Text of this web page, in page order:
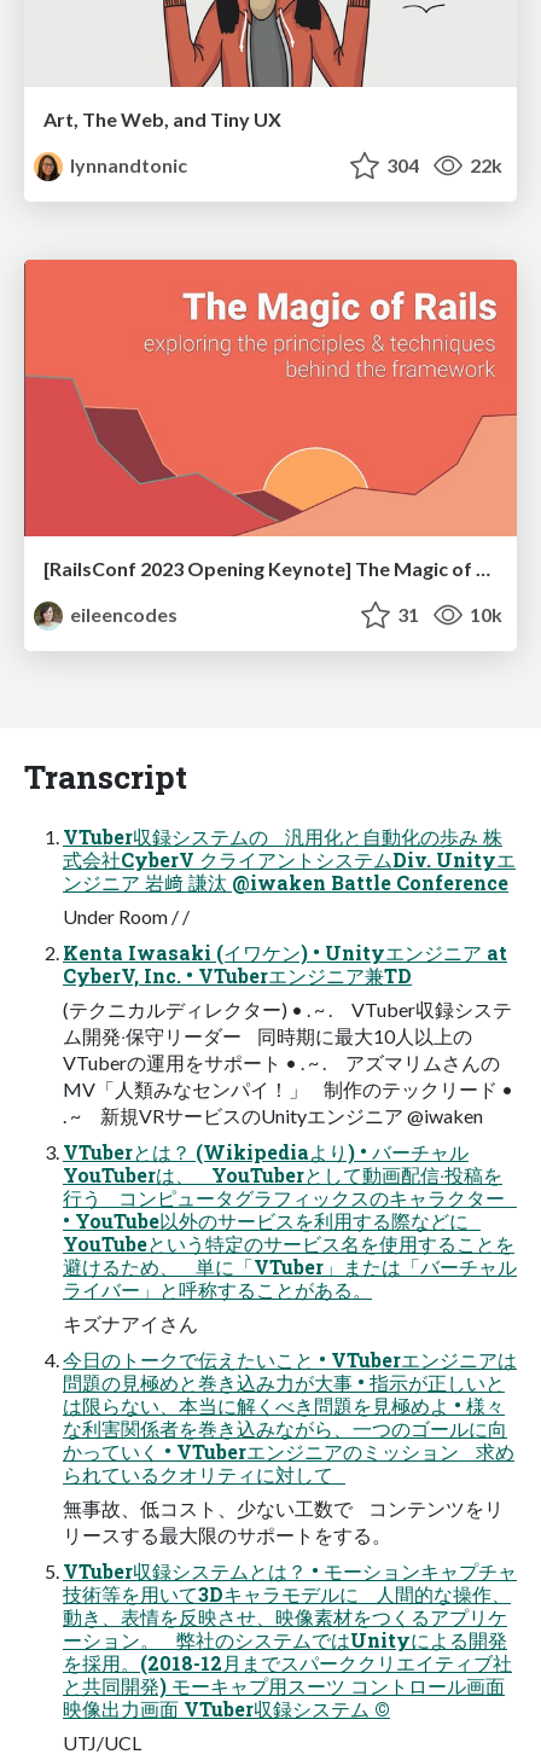
Art, The Web, and Tiny UX
lynnandtonic
304 22k
[RailsConf 2023 Opening Keynote] The Magic of Rails
eileencodes
31 10k
Transcript
VTuber収録システムの 汎⽤化と⾃動化の歩み 株
式会社CyberV クライアントシステムDiv. Unityエ
ンジニア 岩﨑 謙汰 @iwaken Battle Conference
Under Room / /
Kenta Iwasaki (イワケン) • Unityエンジニア at
CyberV, Inc. • VTuberエンジニア兼TD
(テクニカルディレクター) • . ~ . VTuber収録システ
ム開発‧保守リーダー 同時期に最⼤10⼈以上の
VTuberの運⽤をサポート • . ~ . アズマリムさんの
MV「⼈類みなセンパイ！」 制作のテックリード •
. ~ 新規VRサービスのUnityエンジニア @iwaken
VTuberとは？ (Wikipediaより) • バーチャル
YouTuberは、 YouTuberとして動画配信‧投稿を
⾏う コンピュータグラフィックスのキャラクター
• YouTube以外のサービスを利⽤する際などに
YouTubeという特定のサービス名を使⽤することを
避けるため、 単に「VTuber」または「バーチャル
ライバー」と呼称することがある。
キズナアイさん
今⽇のトークで伝えたいこと • VTuberエンジニアは
問題の⾒極めと巻き込み⼒が⼤事 • 指⽰が正しいと
は限らない、本当に解くべき問題を⾒極めよ • 様々
な利害関係者を巻き込みながら、⼀つのゴールに向
かっていく • VTuberエンジニアのミッション 求め
られているクオリティに対して
無事故、低コスト、少ない⼯数で コンテンツをリ
リースする最⼤限のサポートをする。
VTuber収録システムとは？ • モーションキャプチャ
技術等を⽤いて3Dキャラモデルに ⼈間的な操作、
動き、表情を反映させ、映像素材をつくるアプリケ
ーション。 弊社のシステムではUnityによる開発
を採⽤。(2018-12⽉までスパーククリエイティブ社
と共同開発) モーキャプ⽤スーツ コントロール画⾯
映像出⼒画⾯ VTuber収録システム ©
UTJ/UCL